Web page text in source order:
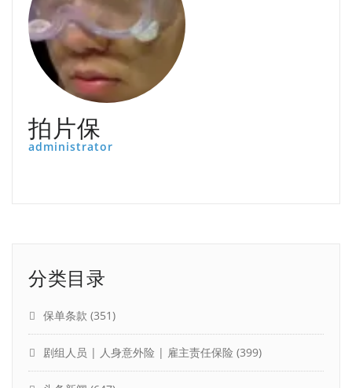
拍片保
administrator
分类目录
保单条款 (351)
剧组人员 | 人身意外险 | 雇主责任保险 (399)